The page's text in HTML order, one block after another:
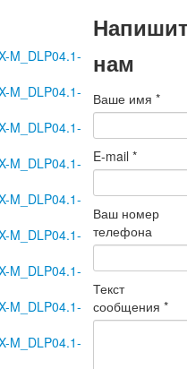
нам
Ваше имя*
E-mail*
Ваш номер
телефона
Текст
сообщения*